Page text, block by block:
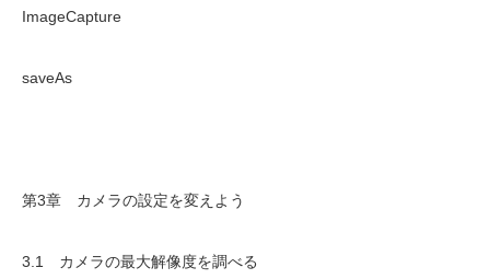
ImageCapture
saveAs
第3章 カメラの設定を変えよう
3.1 カメラの最大解像度を調べる